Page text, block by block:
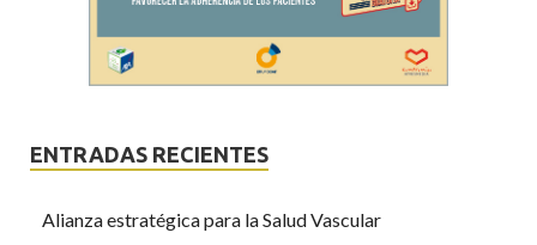
ENTRADAS RECIENTES
Alianza estratégica para la Salud Vascular